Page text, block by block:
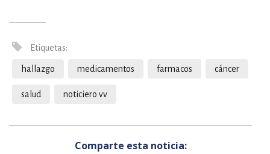
Etiquetas:
hallazgo medicamentos farmacos cáncer
salud noticiero vv
Comparte esta noticia: